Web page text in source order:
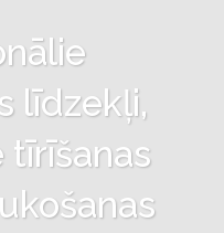
līdzekļi,
tīrīšanas